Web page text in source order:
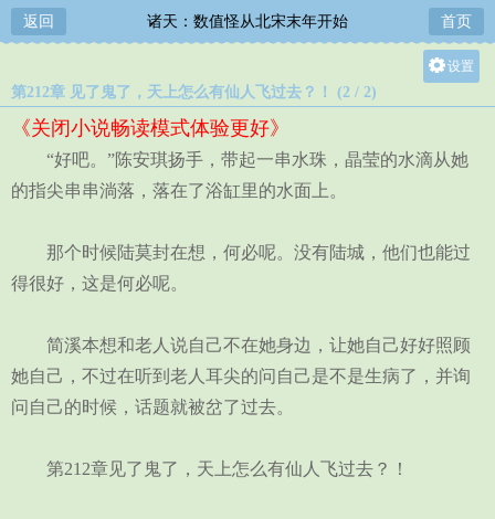
返回 诸天：数值怪从北宋末年开始 首页
设置
中
第212章 见了鬼了，天上怎么有仙人飞过去？！ (2 / 2)
《关闭小说畅读模式体验更好》
“好吧。”陈安琪扬手，带起一串水珠，晶莹的水滴从她
的指尖串串淌落，落在了浴缸里的水面上。
那个时候陆莫封在想，何必呢。没有陆城，他们也能过
得很好，这是何必呢。
简溪本想和老人说自己不在她身边，让她自己好好照顾
她自己，不过在听到老人耳尖的问自己是不是生病了，并询
问自己的时候，话题就被岔了过去。
第212章见了鬼了，天上怎么有仙人飞过去？！